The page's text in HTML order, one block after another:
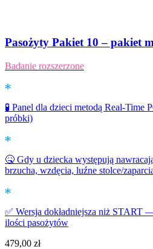
Pasożyty Pakiet 10 – pakiet
Badanie rozszerzone
🧪 Panel dla dzieci metodą Real-Time
próbki)
🤒 Gdy u dziecka występują
brzucha, wzdęcia, luźne stolce/
✅ Wersja dokładniejsza niż START
ilości pasożytów
479,00 zł